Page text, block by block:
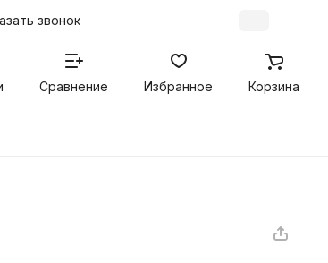
звонок
Сравнение Избранное Корзина